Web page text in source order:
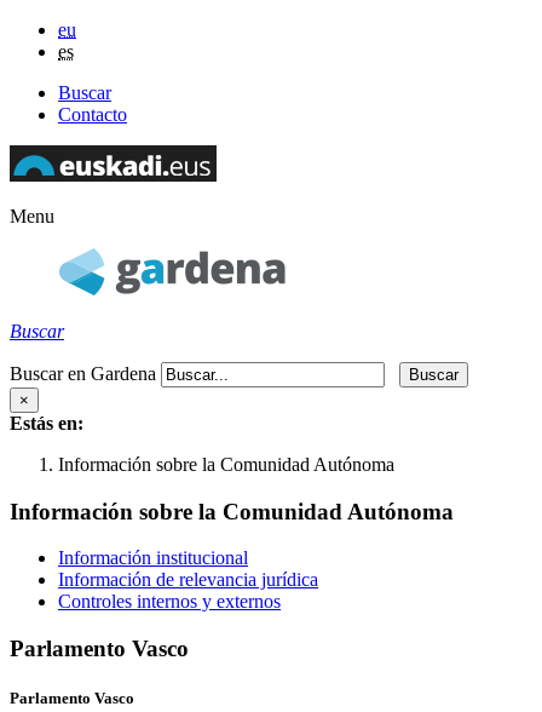
eu
es
Buscar
Contacto
Menu
Buscar
Buscar en Gardena
×
Estás en:
Información sobre la Comunidad Autónoma
Información sobre la Comunidad Autónoma
Información institucional
Información de relevancia jurídica
Controles internos y externos
Parlamento Vasco
Parlamento Vasco